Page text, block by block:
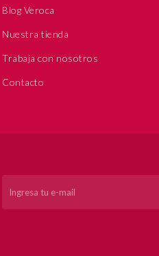
Blog Veroca
Nuestra tienda
Trabaja con nosotros
Contacto